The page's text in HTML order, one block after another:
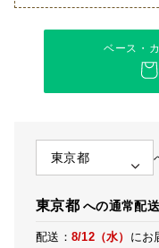
ベース・
東京都への通常配
配送： 8/12（水） にお